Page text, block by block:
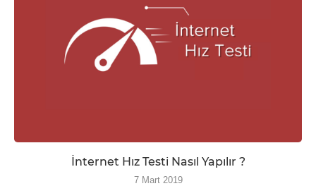
İnternet Hız Testi Nasıl Yapılır ?
7 Mart 2019